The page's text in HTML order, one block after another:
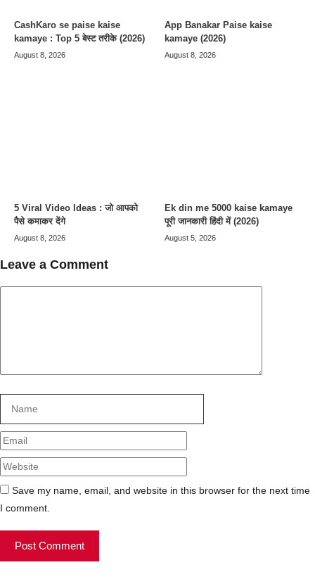
CashKaro se paise kaise
kamaye : Top 5 बेस्ट तरीके (2026)
August 8, 2026
App Banakar Paise kaise
kamaye (2026)
August 8, 2026
5 Viral Video Ideas : जो आपको
पैसे कमाकर देंगे
August 8, 2026
Ek din me 5000 kaise kamaye
पूरी जानकारी हिंदी में (2026)
August 5, 2026
Leave a Comment
Save my name, email, and website in this browser for the next time
I comment.